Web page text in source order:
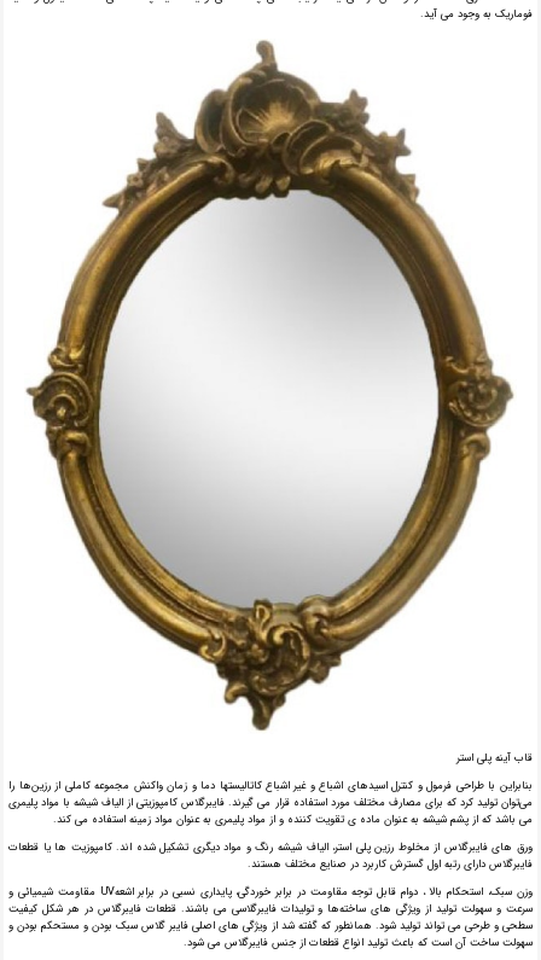
فوماریک به وجود می آید.
قاب آینه پلی استر
بنابراین با طراحی فرمول و کنترل اسیدهای اشباع و غیر اشباع کاتالیستها دما و زمان واکنش مجموعه کاملی از رزین‌ها را
می‌توان تولید کرد که برای مصارف مختلف مورد استفاده قرار می گیرند. فایبرگلاس کامپوزیتی از الیاف شیشه با مواد پلیمری
می باشد که از پشم شیشه به عنوان ماده ی تقویت کننده و از مواد پلیمری به عنوان مواد زمینه استفاده می کند.
ورق های فایبرگلاس از مخلوط رزین پلی استر، الیاف شیشه رنگ و مواد دیگری تشکیل شده‌ اند. کامپوزیت ها یا قطعات
فایبرگلاس دارای رتبه اول گسترش کاربرد در صنایع مختلف هستند.
وزن سبک، استحکام بالا ، دوام قابل توجه مقاومت در برابر خوردگی، پایداری نسبی در برابر اشعهUV مقاومت شیمیائی و
سرعت و سهولت تولید از ویژگی های ساخته‌ها و تولیدات فایبرگلاسی می باشند. قطعات فایبرگلاس در هر شکل کیفیت
سطحی و طرحی می تواند تولید شود. همانطور که گفته شد از ویژگی های اصلی فایبر گلاس سبک بودن و مستحکم بودن و
سهولت ساخت آن است که باعث تولید انواع قطعات از جنس فایبرگلاس می شود.